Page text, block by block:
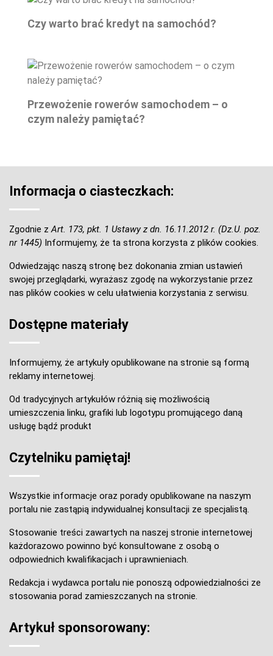
Czy warto brać kredyt na samochód?
Przewożenie rowerów samochodem – o
czym należy pamiętać?
Informacja o ciasteczkach:
Zgodnie z Art. 173, pkt. 1 Ustawy z dn. 16.11.2012 r. (Dz.U. poz.
nr 1445) Informujemy, że ta strona korzysta z plików cookies.
Odwiedzając naszą stronę bez dokonania zmian ustawień
swojej przeglądarki, wyrażasz zgodę na wykorzystanie przez
nas plików cookies w celu ułatwienia korzystania z serwisu.
Dostępne materiały
Informujemy, że artykuły opublikowane na stronie są formą
reklamy internetowej.
Od tradycyjnych artykułów różnią się możliwością
umieszczenia linku, grafiki lub logotypu promującego daną
usługę bądź produkt
Czytelniku pamiętaj!
Wszystkie informacje oraz porady opublikowane na naszym
portalu nie zastąpią indywidualnej konsultacji ze specjalistą.
Stosowanie treści zawartych na naszej stronie internetowej
każdorazowo powinno być konsultowane z osobą o
odpowiednich kwalifikacjach i uprawnieniach.
Redakcja i wydawca portalu nie ponoszą odpowiedzialności ze
stosowania porad zamieszczanych na stronie.
Artykuł sponsorowany: